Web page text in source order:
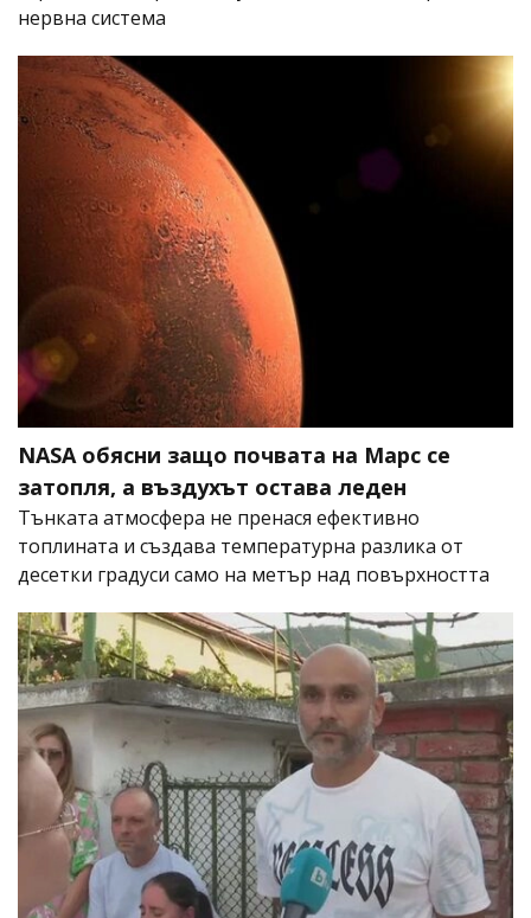
нервна система
NASA обясни защо почвата на Марс се
затопля, а въздухът остава леден
Тънката атмосфера не пренася ефективно
топлината и създава температурна разлика от
десетки градуси само на метър над повърхността